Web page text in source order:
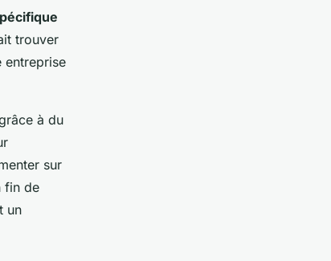
trouver
entreprise
à du
sur
fin de
un